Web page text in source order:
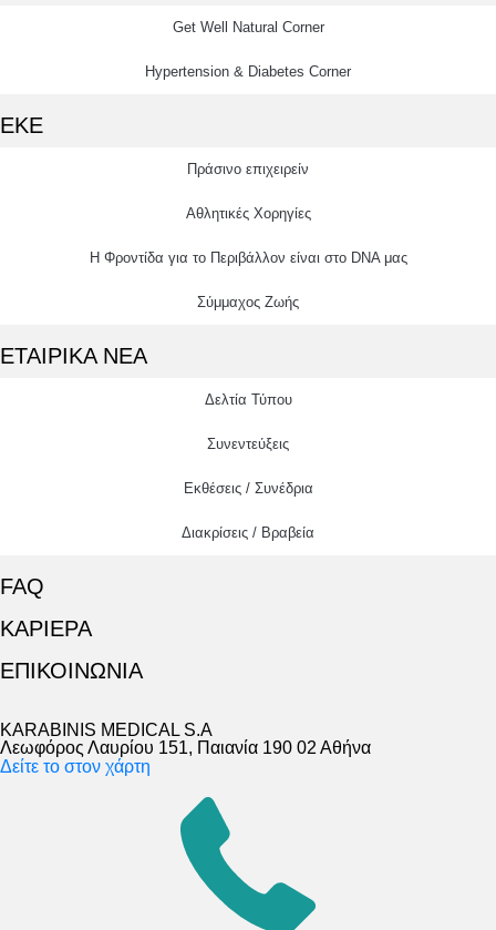
Get Well Natural Corner
Hypertension & Diabetes Corner
ΕΚΕ
Πράσινο επιχειρείν
Αθλητικές Χορηγίες
Η Φροντίδα για το Περιβάλλον είναι στο DNA μας
Σύμμαχος Ζωής
ΕΤΑΙΡΙΚΑ ΝΕΑ
Δελτία Τύπου
Συνεντεύξεις
Εκθέσεις / Συνέδρια
Διακρίσεις / Βραβεία
FAQ
ΚΑΡΙΕΡΑ
ΕΠΙΚΟΙΝΩΝΙΑ
KARABINIS MEDICAL S.A
Λεωφόρος Λαυρίου 151, Παιανία 190 02 Αθήνα
Δείτε το στον χάρτη